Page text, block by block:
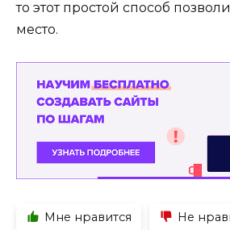
то этот простой способ
место.
Мне нравится Не